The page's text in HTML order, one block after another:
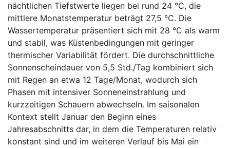
nächtlichen Tiefstwerte liegen bei rund 24 °C, die
mittlere Monatstemperatur beträgt 27,5 °C. Die
Wassertemperatur präsentiert sich mit 28 °C als warm
und stabil, was Küstenbedingungen mit geringer
thermischer Variabilität fördert. Die durchschnittliche
Sonnenscheindauer von 5,5 Std./Tag kombiniert sich
mit Regen an etwa 12 Tage/Monat, wodurch sich
Phasen mit intensiver Sonneneinstrahlung und
kurzzeitigen Schauern abwechseln. Im saisonalen
Kontext stellt Januar den Beginn eines
Jahresabschnitts dar, in dem die Temperaturen relativ
konstant sind und im weiteren Verlauf bis Mai ein